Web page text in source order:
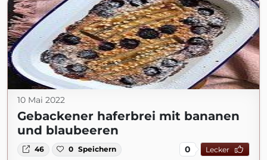
10 Mai 2022
Gebackener haferbrei mit bananen
und blaubeeren
46 0 Speichern 0 Lecker